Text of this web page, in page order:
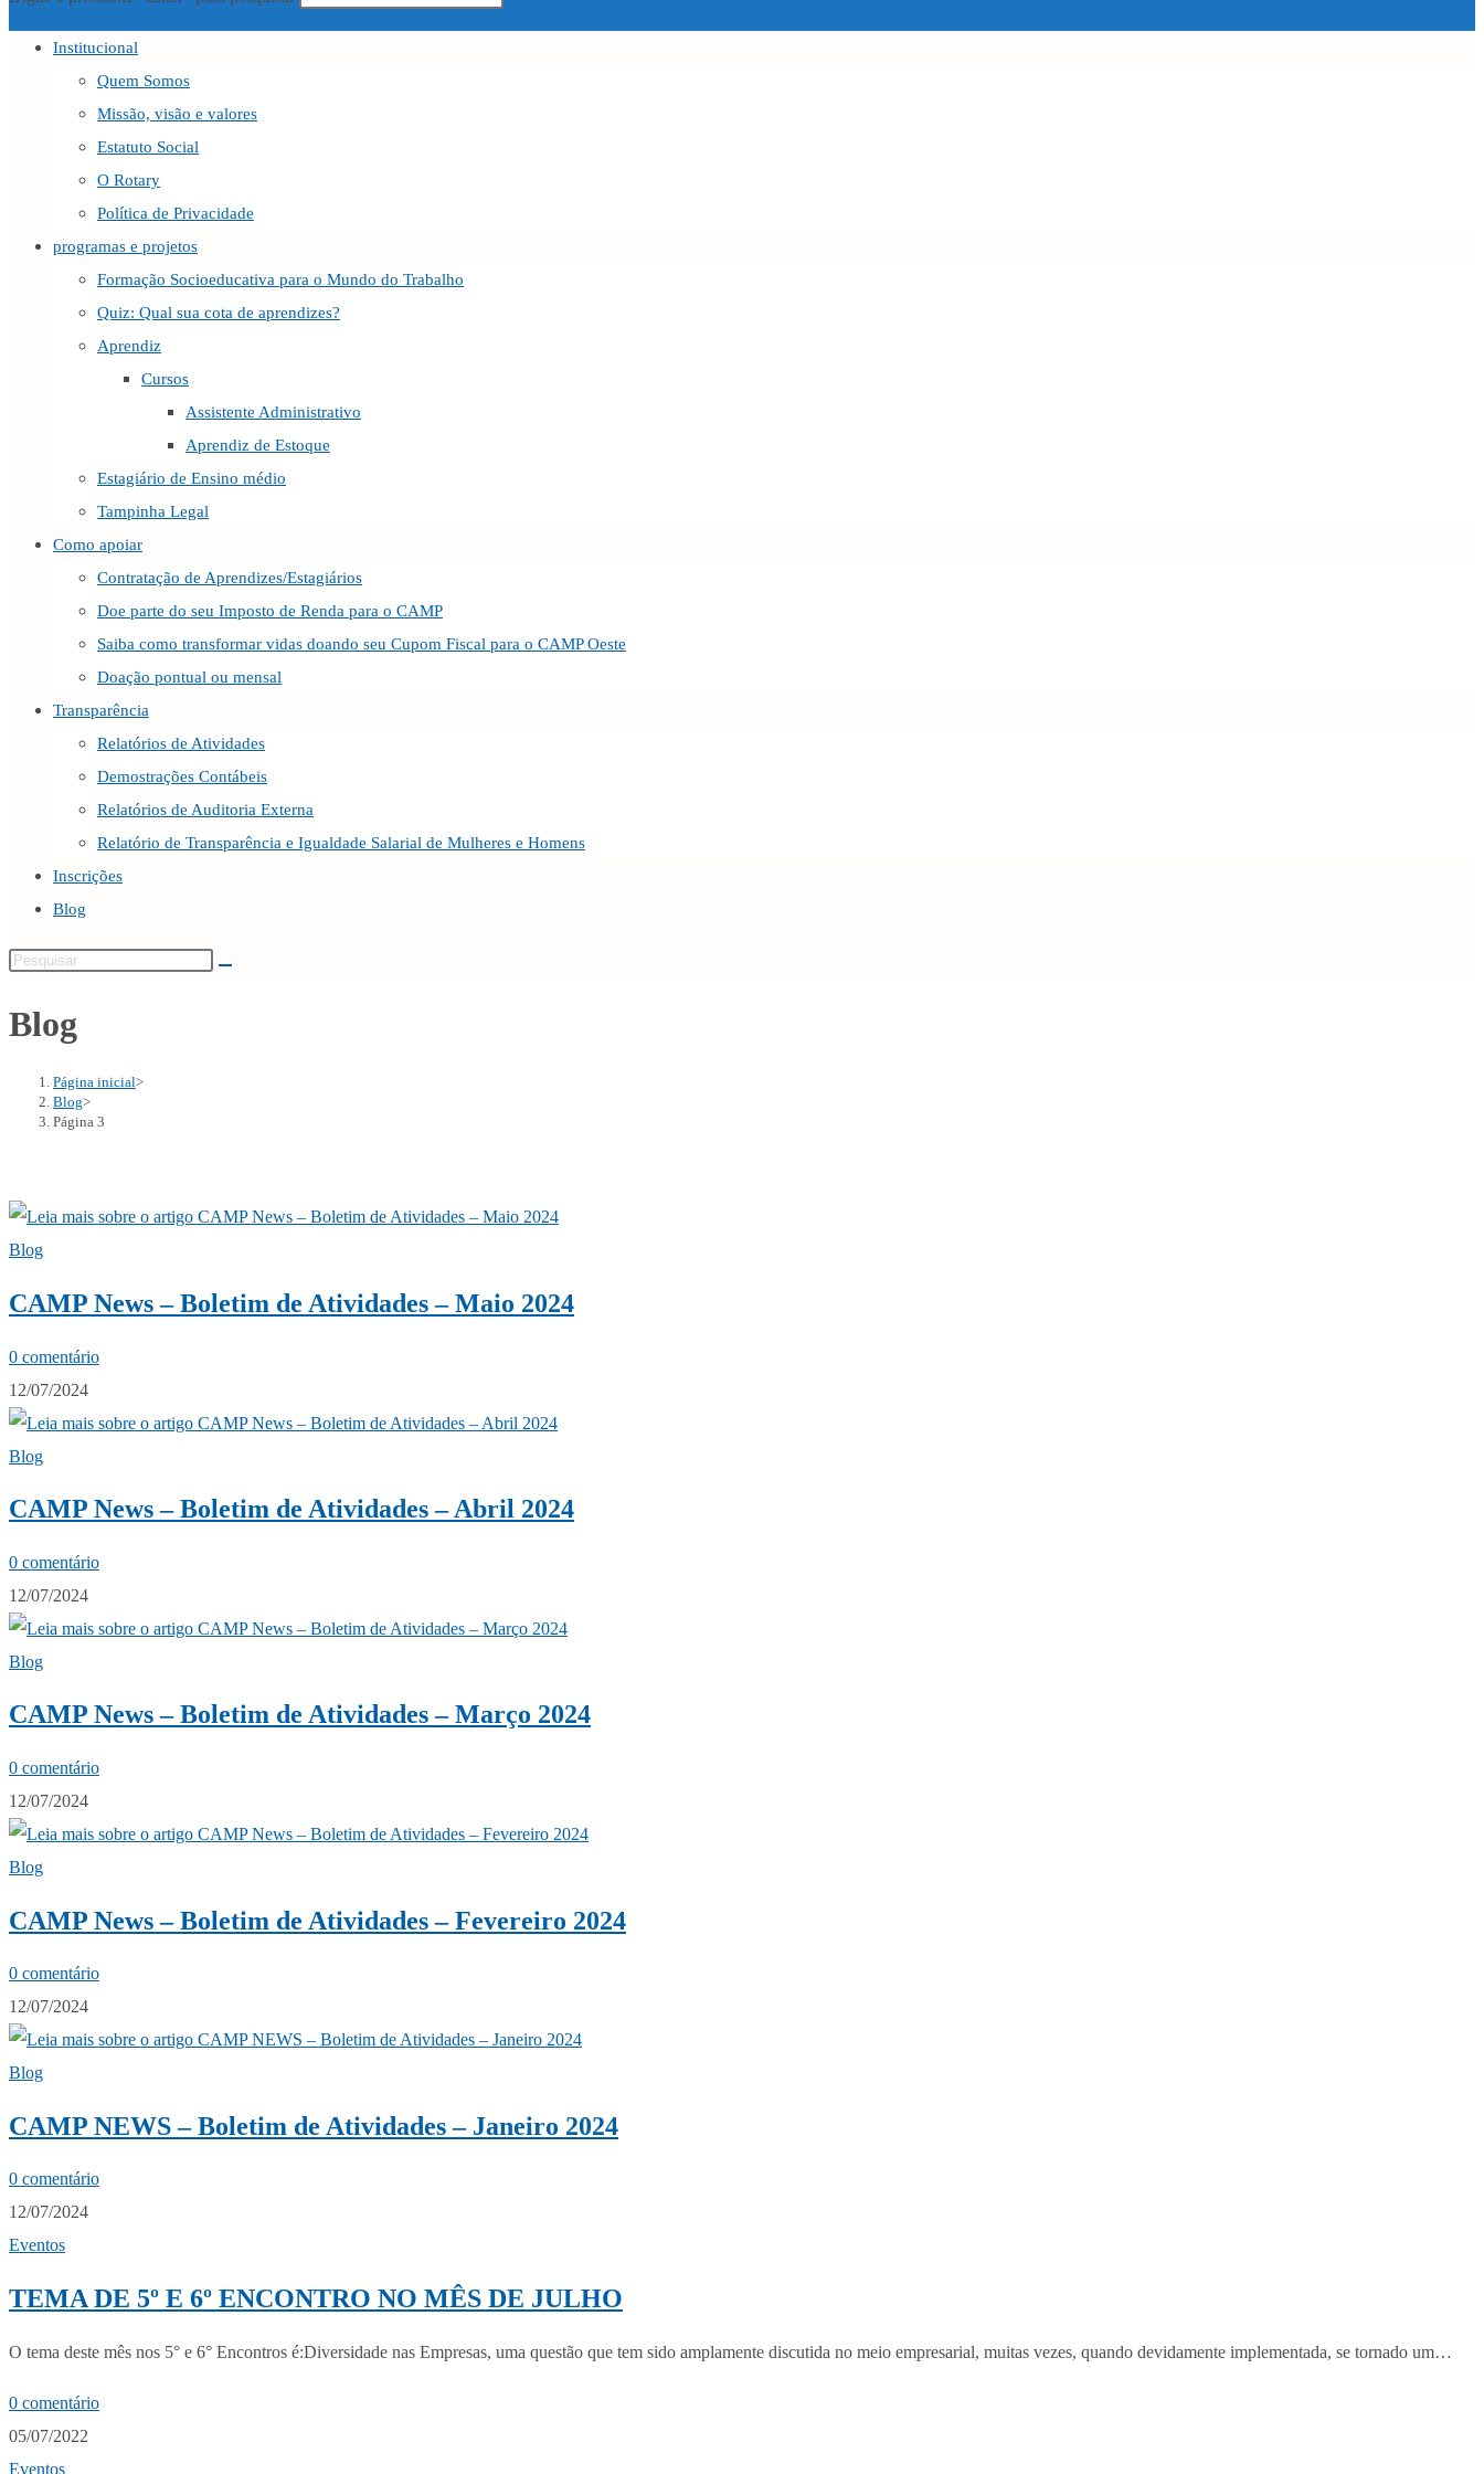
Institucional
Quem Somos
Missão, visão e valores
Estatuto Social
O Rotary
Política de Privacidade
programas e projetos
Formação Socioeducativa para o Mundo do Trabalho
Quiz: Qual sua cota de aprendizes?
Aprendiz
Cursos
Assistente Administrativo
Aprendiz de Estoque
Estagiário de Ensino médio
Tampinha Legal
Como apoiar
Contratação de Aprendizes/Estagiários
Doe parte do seu Imposto de Renda para o CAMP
Saiba como transformar vidas doando seu Cupom Fiscal para o CAMP Oeste
Doação pontual ou mensal
Transparência
Relatórios de Atividades
Demostrações Contábeis
Relatórios de Auditoria Externa
Relatório de Transparência e Igualdade Salarial de Mulheres e Homens
Inscrições
Blog
Blog
Página inicial>
Blog>
Página 3
Blog
CAMP News – Boletim de Atividades – Maio 2024
0 comentário
12/07/2024
Blog
CAMP News – Boletim de Atividades – Abril 2024
0 comentário
12/07/2024
Blog
CAMP News – Boletim de Atividades – Março 2024
0 comentário
12/07/2024
Blog
CAMP News – Boletim de Atividades – Fevereiro 2024
0 comentário
12/07/2024
Blog
CAMP NEWS – Boletim de Atividades – Janeiro 2024
0 comentário
12/07/2024
Eventos
TEMA DE 5º E 6º ENCONTRO NO MÊS DE JU​LHO
O tema deste mês nos 5° e 6° Encontros é:Diversidade nas Empresas, uma questão que tem sido amplamente discutida no meio empresarial, muitas vezes, quando devidamente implementada, se tornado um…
0 comentário
05/07/2022
Eventos